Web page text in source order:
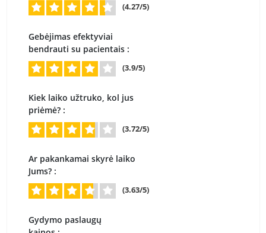
(4.27/5)
Gebėjimas efektyviai
bendrauti su pacientais :
(3.9/5)
Kiek laiko užtruko, kol jus
priėmė? :
(3.72/5)
Ar pakankamai skyrė laiko
Jums? :
(3.63/5)
Gydymo paslaugų